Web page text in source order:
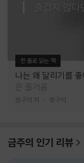
즐겁지 않
한 줄로 읽는 책
나는 왜 달리기를
은 즐거움
방구석 저 방구석
금주의 인기 리뷰